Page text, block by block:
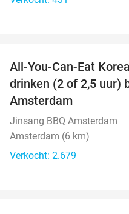
All-You-Can-Eat
drinken (2 of 2,5 uur)
Amsterdam
Jinsang BBQ Amsterdam
Amsterdam (6 km)
Verkocht: 2.679